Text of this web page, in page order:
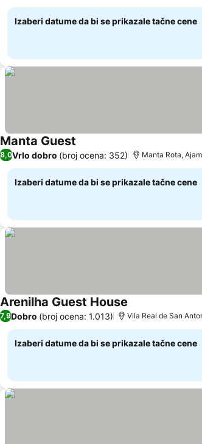
Izaberi datume da bi se prikazale tačne cene
Manta Guest Pogledaj cene
8,0Vrlo dobro (broj ocena: 352) Manta Rota,
Izaberi datume da bi se prikazale tačne cene
Arenilha Guest House
7,9Dobro (broj ocena: 1.013) Vila Real de San
Izaberi datume da bi se prikazale tačne cene